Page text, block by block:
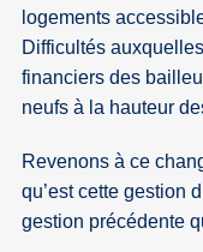
logements
Difficultés
financiers des
neufs à la hauteur
Revenons à ce
qu’est cette gestion
gestion précédente